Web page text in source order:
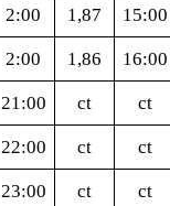
2:00 1,87 15:00
2:00 1,86 16:00
21:00 ct ct
22:00 ct ct
23:00 ct ct